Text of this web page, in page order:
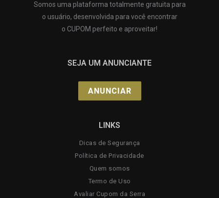
Somos uma plataforma totalmente gratuita para
o usuário, desenvolvida para você encontrar
o CUPOM perfeito e aproveitar!
SEJA UM ANUNCIANTE
ANUNCIAR
LINKS
Dicas de Segurança
Política de Privacidade
Quem somos
Termo de Uso
Avaliar Cupom da Serra